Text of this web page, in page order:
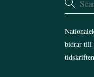
bidrar till